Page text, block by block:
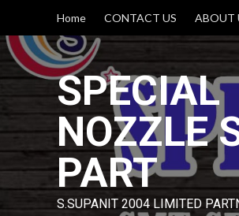
content
Home CONTACT US ABOUT
SPECIAL
NOZZLE
PART
S.SUPANIT 2004 LIMITED